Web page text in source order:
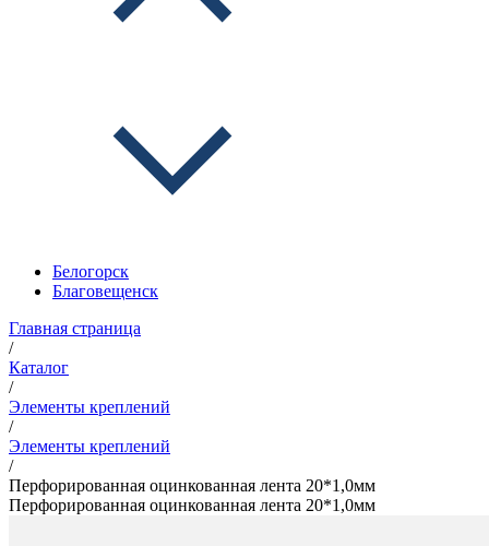
Белогорск
Благовещенск
Главная страница
/
Каталог
/
Элементы креплений
/
Элементы креплений
/
Перфорированная оцинкованная лента 20*1,0мм
Перфорированная оцинкованная лента 20*1,0мм